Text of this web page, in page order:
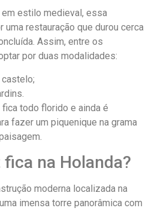
estilo medieval, essa
uma restauração que durou cerca
Assim, entre os
por duas modalidades:
fica todo florido e ainda é
fazer um piquenique na grama
na Holanda?
moderna localizada na
imensa torre panorâmica com